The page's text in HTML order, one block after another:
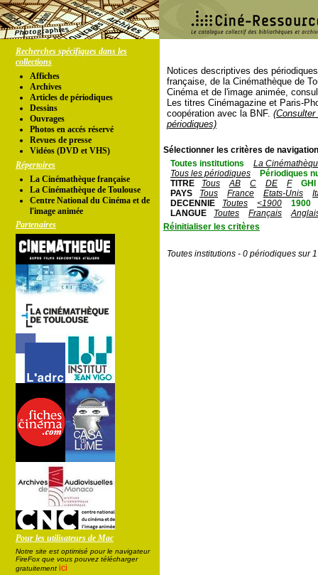
Recherches spécifiques dans les
collections
Affiches
Archives
Articles de périodiques
Dessins
Ouvrages
Photos en accés réservé
Revues de presse
Vidéos (DVD et VHS)
Répertoires
La Cinémathèque française
La Cinémathèque de Toulouse
Centre National du Cinéma et de
l'image animée
Partenaires
Pour les utilisateurs de Mac
Notre site est optimisé pour le navigateur
FireFox que vous pouvez télécharger
gratuitement ici
Notices descriptives des
française, de la Cinémathèque de
Cinéma et de l'image animée,
Les titres Cinémagazine et Paris-
coopération avec la BNF.
périodiques)
Sélectionner les critères de
Toutes institutions
La
Tous les périodiques
Périodiques
TITRE
Tous AB C DE F
GHI
PAYS
Tous France Etats-Unis
DECENNIE
Toutes <1900
1900
LANGUE
Toutes Français
Réinitialiser les critères
Toutes institutions - 0 périodiques sur